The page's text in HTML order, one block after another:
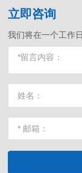
立即咨询
我们将在一个工作